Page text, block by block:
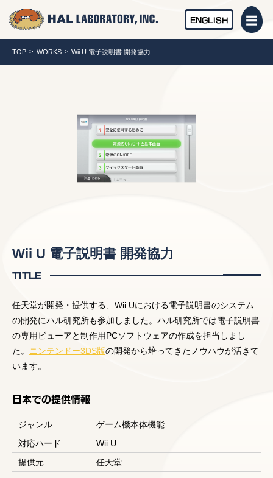
ENGLISH
TOP WORKS Wii U 電子説明書 開発協力
Wii U 電子説明書 開発協力
TITLE
任天堂が開発・提供する、Wii Uにおける電子説明書のシステム
の開発にハル研究所も参加しました。ハル研究所では電子説明書
の専用ビューアと制作用PCソフトウェアの作成を担当しまし
た。
ニンテンドー3DS版の開発から培ってきたノウハウが活きて
います。
日本での提供情報
ジャンル
ゲーム機本体機能
対応ハード
Wii U
提供元
任天堂